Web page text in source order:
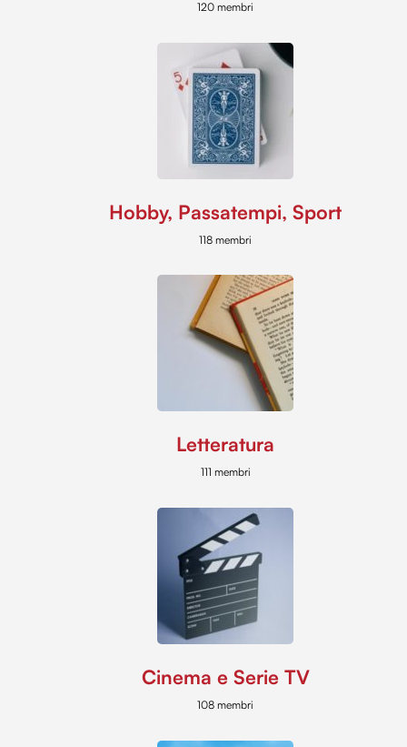
120 membri
Hobby, Passatempi, Sport
118 membri
Letteratura
111 membri
Cinema e Serie TV
108 membri